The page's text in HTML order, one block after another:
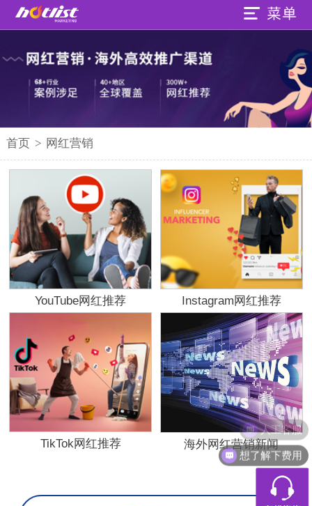
首页 > 网红营销
YouTube网红推荐 Instagram网红推荐
TikTok网红推荐 海外网红营销新闻
想了解下费用
人工客服